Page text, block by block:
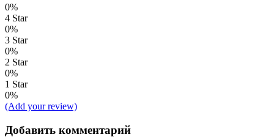
0%
4 Star
0%
3 Star
0%
2 Star
0%
1 Star
0%
(Add your review)
Добавить комментарий